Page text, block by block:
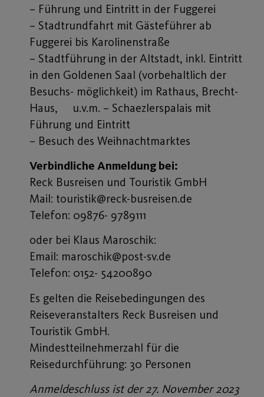
– Führung und Eintritt in der Fuggerei
– Stadtrundfahrt mit Gästeführer ab
Fuggerei bis Karolinenstraße
– Stadtführung in der Altstadt, inkl. Eintritt
in den Goldenen Saal (vorbehaltlich der
Besuchs- möglichkeit) im Rathaus, Brecht-
Haus, u.v.m. – Schaezlerspalais mit
Führung und Eintritt
– Besuch des Weihnachtmarktes
Verbindliche Anmeldung bei:
Reck Busreisen und Touristik GmbH
Mail: touristik@reck-busreisen.de
Telefon: 09876- 9789111
oder bei Klaus Maroschik:
Email: maroschik@post-sv.de
Telefon: 0152- 54200890
Es gelten die Reisebedingungen des
Reiseveranstalters Reck Busreisen und
Touristik GmbH.
Mindestteilnehmerzahl für die
Reisedurchführung: 30 Personen
Anmeldeschluss ist der 27. November 2023